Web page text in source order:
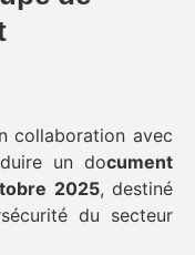
collaboration avec
un document
2025, destiné
du secteur